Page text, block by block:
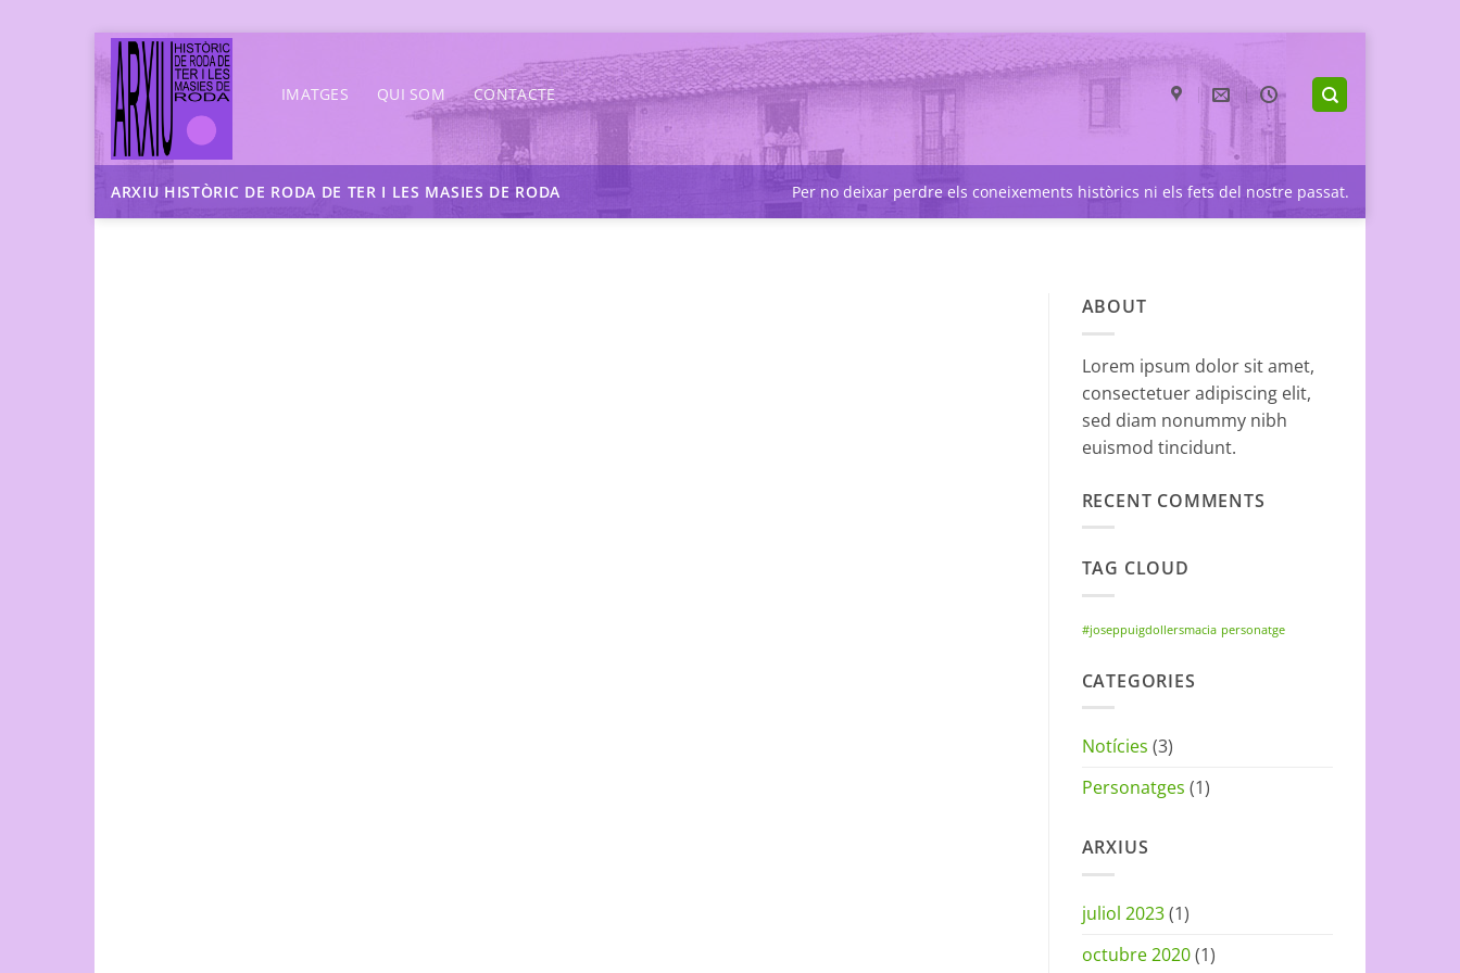
Skip
content
IMATGES QUI SOM CONTACTE
ARXIU HISTÒRIC DE RODA DE TER I LES MASIES DE RODA Per no deixar perdre els coneixements històrics ni els fets del nostre passat.
ABOUT
Lorem ipsum dolor sit amet,
consectetuer adipiscing elit,
sed diam nonummy nibh
euismod tincidunt.
RECENT COMMENTS
TAG CLOUD
#joseppuigdollersmacia personatge
CATEGORIES
Notícies (3)
Personatges (1)
ARXIUS
juliol 2023(1)
octubre 2020(1)